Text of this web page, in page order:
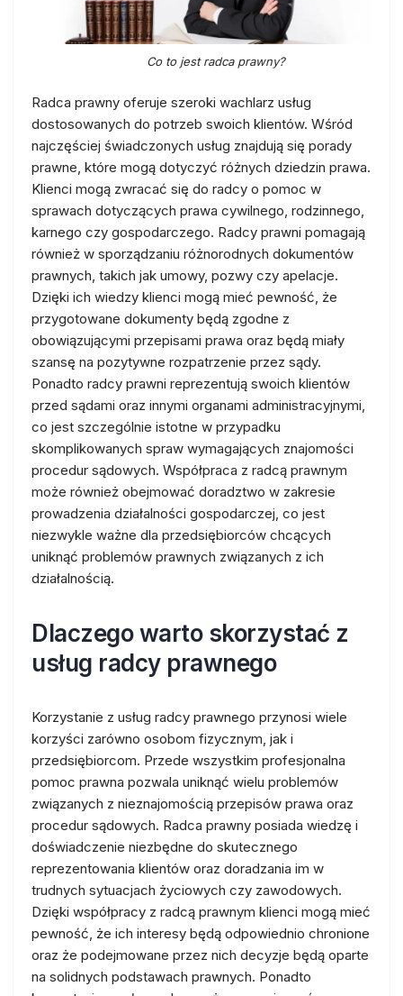
Co to jest radca prawny?
Radca prawny oferuje szeroki wachlarz usług
dostosowanych do potrzeb swoich klientów. Wśród
najczęściej świadczonych usług znajdują się porady
prawne, które mogą dotyczyć różnych dziedzin prawa.
Klienci mogą zwracać się do radcy o pomoc w
sprawach dotyczących prawa cywilnego, rodzinnego,
karnego czy gospodarczego. Radcy prawni pomagają
również w sporządzaniu różnorodnych dokumentów
prawnych, takich jak umowy, pozwy czy apelacje.
Dzięki ich wiedzy klienci mogą mieć pewność, że
przygotowane dokumenty będą zgodne z
obowiązującymi przepisami prawa oraz będą miały
szansę na pozytywne rozpatrzenie przez sądy.
Ponadto radcy prawni reprezentują swoich klientów
przed sądami oraz innymi organami administracyjnymi,
co jest szczególnie istotne w przypadku
skomplikowanych spraw wymagających znajomości
procedur sądowych. Współpraca z radcą prawnym
może również obejmować doradztwo w zakresie
prowadzenia działalności gospodarczej, co jest
niezwykle ważne dla przedsiębiorców chcących
uniknąć problemów prawnych związanych z ich
działalnością.
Dlaczego warto skorzystać z
usług radcy prawnego
Korzystanie z usług radcy prawnego przynosi wiele
korzyści zarówno osobom fizycznym, jak i
przedsiębiorcom. Przede wszystkim profesjonalna
pomoc prawna pozwala uniknąć wielu problemów
związanych z nieznajomością przepisów prawa oraz
procedur sądowych. Radca prawny posiada wiedzę i
doświadczenie niezbędne do skutecznego
reprezentowania klientów oraz doradzania im w
trudnych sytuacjach życiowych czy zawodowych.
Dzięki współpracy z radcą prawnym klienci mogą mieć
pewność, że ich interesy będą odpowiednio chronione
oraz że podejmowane przez nich decyzje będą oparte
na solidnych podstawach prawnych. Ponadto